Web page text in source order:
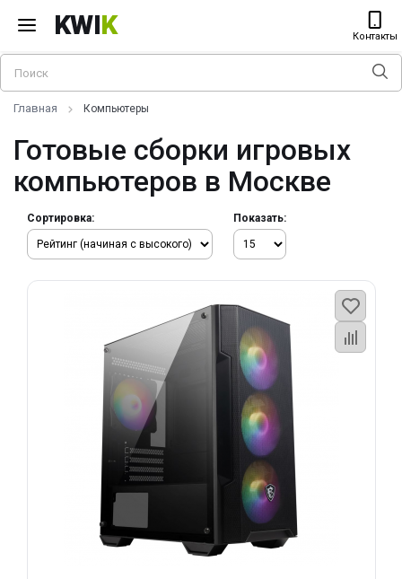
KWIK Контакты
Главная Компьютеры
Готовые сборки игровых
компьютеров в Москве
Сортировка: Показать: